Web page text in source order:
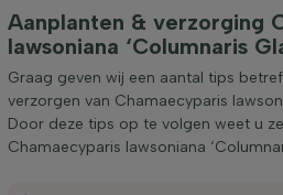
Aanplanten & verzorging
lawsoniana ‘Columnaris
Graag geven wij een aantal tips
verzorgen van Chamaecyparis
Door deze tips op te volgen weet u
Chamaecyparis lawsoniana